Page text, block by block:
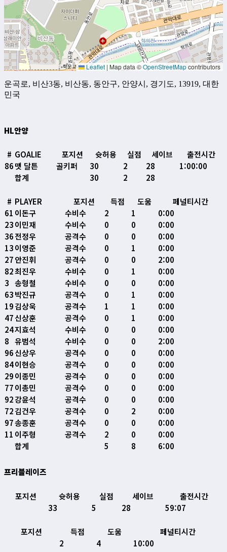
Leaflet | Map data ©OpenStreetMapcontributors
운곡로, 비산3동, 비산동, 동안구, 안양시, 경기도, 13919, 대한
민국
HL안양
# GOALIE 포지션 슛허용 실점 세이브
출전시간
86맷 달튼 골키퍼 30 2 28
1:00:00
합계
30 2 28
# PLAYER 포지션 득점 도움
페널티시간
61 이돈구 수비수 2 1
0:00
23이민재 수비수 0 0
0:00
36전정우 공격수 0 0
0:00
13이영준 공격수 0 1
0:00
27안진휘 공격수 0 0
2:00
82최진우 수비수 0 1
0:00
3 송형철 수비수 0 0
0:00
63박진규 공격수 0 1
0:00
19김상욱 공격수 1 1
0:00
47신상훈 공격수 0 1
0:00
24지효석 수비수 0 0
0:00
8 유범석 수비수 0 0
2:00
96신상우 공격수 0 0
0:00
84이현승 공격수 0 0
0:00
29이종민 공격수 0 0
0:00
77이총민 공격수 0 0
0:00
92강윤석 공격수 0 0
0:00
72김건우 공격수 0 2
0:00
97송종훈 공격수 0 0
0:00
11 이주형 공격수 2 0
0:00
합계
5 8 6:00
프리블레이즈
포지션 슛허용 실점 세이브
출전시간
33
5 28 59:07
포지션 득점 도움
페널티시간
2
4 10:00